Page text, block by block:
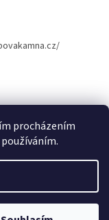
procházením
. Všechna práva